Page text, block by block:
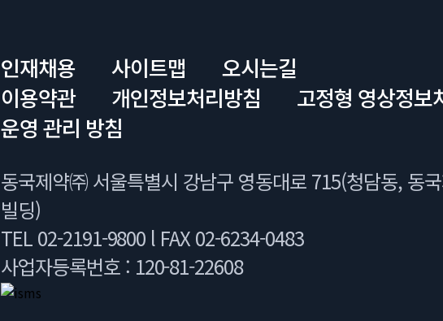
인재채용 사이트맵
오시는길
이용약관
개인정보처리방침
고정형 영상정보
운영 관리 방침
동국제약㈜ 서울특별시 강남구 영동대로 715(청담동, 동
빌딩)
TEL 02-2191-9800 l FAX 02-6234-0483
사업자등록번호 : 120-81-22608